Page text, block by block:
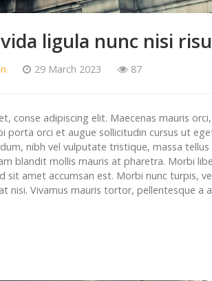
ligula nunc nisi
29 March 2023 87
conse adipiscing elit. Maecenas mauris
orci et augue sollicitudin cursus ut
nibh vel vulputate tristique, massa
blandit mollis mauris at pharetra. Morbi
sit amet accumsan est. Morbi nunc turpis,
nisi. Vivamus mauris tortor, pellentesque a